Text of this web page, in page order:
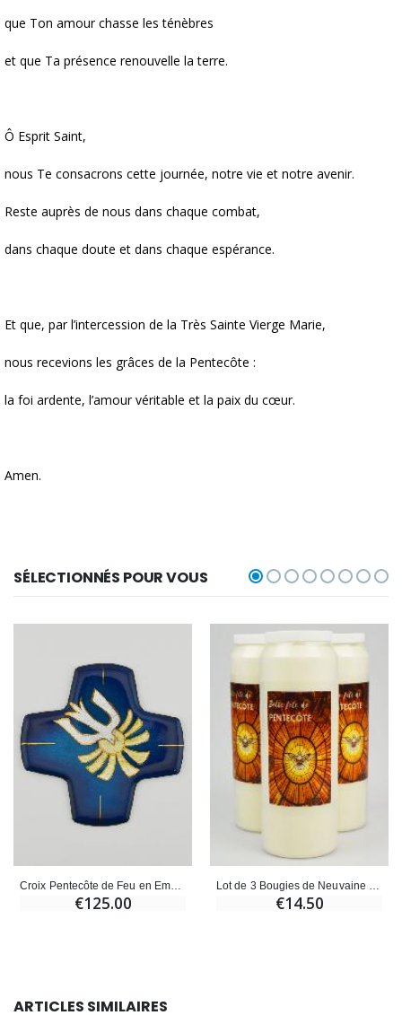
que Ton amour chasse les ténèbres
et que Ta présence renouvelle la terre.
Ô Esprit Saint,
nous Te consacrons cette journée, notre vie et notre avenir.
Reste auprès de nous dans chaque combat,
dans chaque doute et dans chaque espérance.
Et que, par l’intercession de la Très Sainte Vierge Marie,
nous recevions les grâces de la Pentecôte :
la foi ardente, l’amour véritable et la paix du cœur.
Amen.
SÉLECTIONNÉS POUR VOUS
Croix Pentecôte de Feu en Emaux
€125.00 €14.50
ARTICLES SIMILAIRES